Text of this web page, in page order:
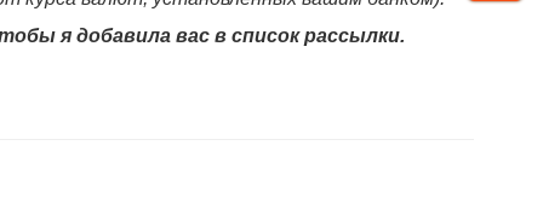
я добавила вас в список рассылки.